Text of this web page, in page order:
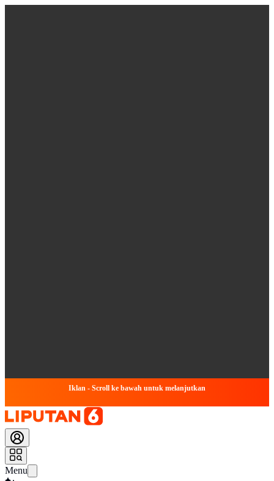
Iklan - Scroll ke bawah untuk melanjutkan
Menu